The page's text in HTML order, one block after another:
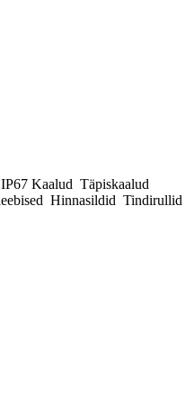
Kaalud Täpiskaalud
Hinnasildid Tindirullid